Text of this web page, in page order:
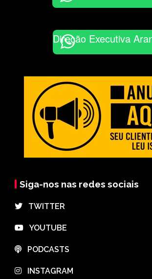
Direção Executiva
Siga-nos nas redes sociais
⠀TWITTER
⠀YOUTUBE
⠀PODCASTS
⠀INSTAGRAM